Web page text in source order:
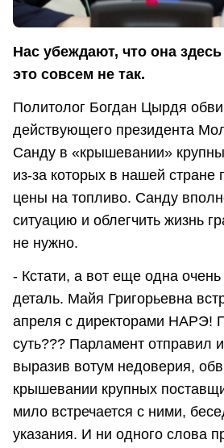
Нас убеждают, что она
это совсем не так.
Политолог Богдан Цырдя
действующего президента
Санду в «крышевании»
из-за которых в нашей стране
цены на топливо. Санду
ситуацию и облегчить жизнь
не нужно.
- Кстати, а вот еще одна очень
деталь. Майя Григорьевна
апреля с директорами НАРЭ!
суть??? Парламент отправил
выразив вотум недоверия,
крышевании крупных
мило встречается с ними,
указания. И ни одного слова